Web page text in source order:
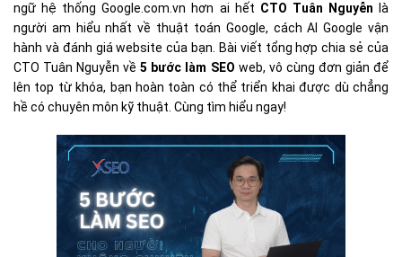
ngữ hệ thống Google.com.vn hơn ai hết CTO Tuân Nguyễn là
người am hiểu nhất về thuật toán Google, cách AI Google vận
hành và đánh giá website của bạn. Bài viết tổng hợp chia sẻ của
CTO Tuân Nguyễn về5 bước làm SEO web, vô cùng đơn giản để
lên top từ khóa, bạn hoàn toàn có thể triển khai được dù chẳng
hề có chuyên môn kỹ thuật. Cùng tìm hiểu ngay!